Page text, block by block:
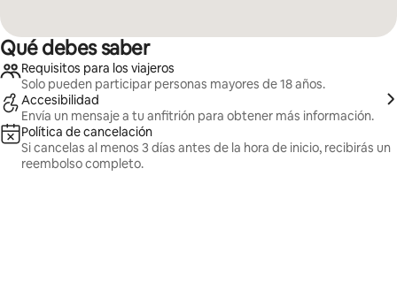
Qué debes saber
Requisitos para los viajeros
Solo pueden participar personas mayores de 18 años.
Accesibilidad
Envía un mensaje a tu anfitrión para obtener más información.
Política de cancelación
Si cancelas al menos 3 días antes de la hora de inicio, recibirás un
reembolso completo.